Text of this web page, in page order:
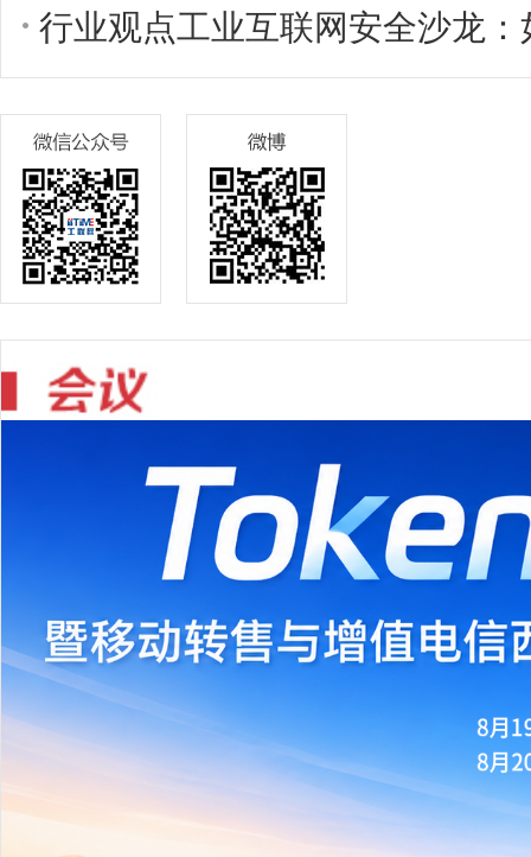
行业观点工业互联网安全沙龙